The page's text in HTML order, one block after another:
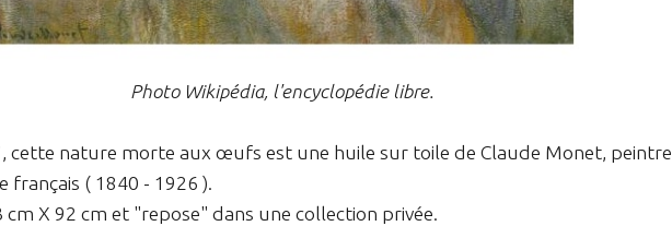
Photo Wikipédia, l'encyclopédie libre.
cette nature morte aux œufs est une huile sur toile de Claude Monet, peintre
français ( 1840 - 1926 ).
cm X 92 cm et "repose" dans une collection privée.